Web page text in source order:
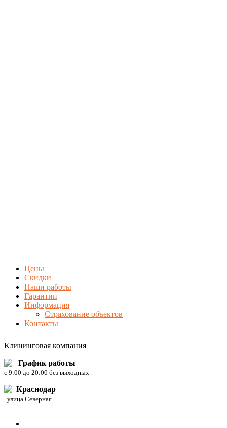
Цены
Скидки
Наши работы
Гарантии
Информация
Страхование объектов
Контакты
Клининговая компания
График работы
c 9:00 до 20:00 без выходных
Краснодар
улица Северная